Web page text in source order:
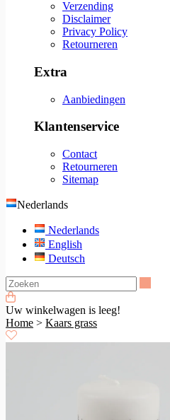
Verzending
Disclaimer
Privacy Policy
Retourneren
Extra
Aanbiedingen
Klantenservice
Contact
Retourneren
Sitemap
Nederlands
Nederlands
English
Deutsch
Uw winkelwagen is leeg!
Home > Kaars grass